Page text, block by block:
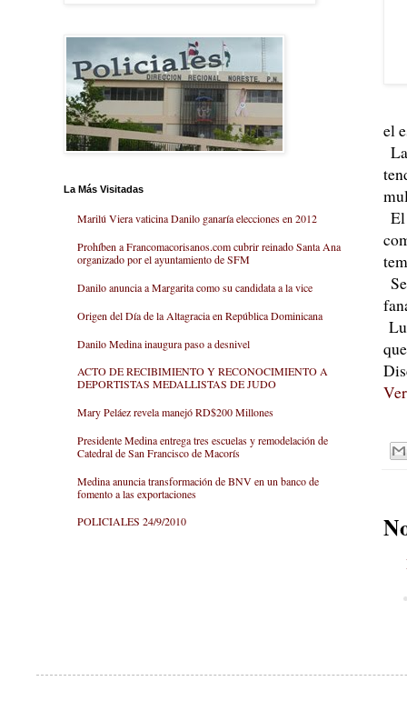
el
La Más Visitadas
Marilú Viera vaticina Danilo ganaría elecciones en 2012
Prohíben a Francomacorisanos.com cubrir reinado Santa Ana
organizado por el ayuntamiento de SFM
Danilo anuncia a Margarita como su candidata a la vice
Origen del Día de la Altagracia en República Dominicana
Danilo Medina inaugura paso a desnivel
ACTO DE RECIBIMIENTO Y RECONOCIMIENTO A
DEPORTISTAS MEDALLISTAS DE JUDO
Mary Peláez revela manejó RD$200 Millones
Presidente Medina entrega tres escuelas y remodelación de
Catedral de San Francisco de Macorís
Medina anuncia transformación de BNV en un banco de
fomento a las exportaciones
POLICIALES 24/9/2010